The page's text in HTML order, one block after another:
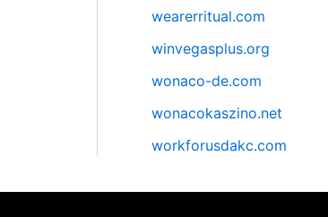
wearerritual.com
winvegasplus.org
wonaco-de.com
wonacokaszino.net
workforusdakc.com